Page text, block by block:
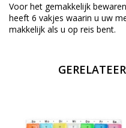
Voor het gemakkelijk
heeft 6 vakjes waarin u uw
makkelijk als u op reis bent.